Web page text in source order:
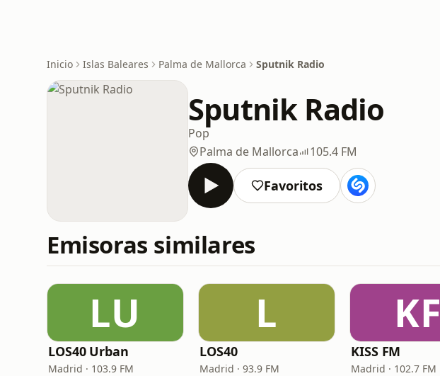
Inicio Islas Baleares Palma de Mallorca Sputnik Radio
Sputnik Radio
Pop
Palma de Mallorca
105.4 FM
Favoritos
Emisoras similares
LU
LOS40 Urban
Madrid · 103.9 FM
L
LOS40
Madrid · 93.9 FM
KF
KISS FM
Madrid · 102.7 FM